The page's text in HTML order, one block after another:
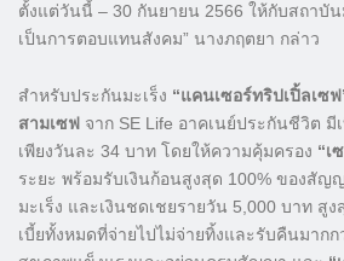
ตั้งแต่วันนี้ – 30 กันยายน 2566 ให้กับสถาบัน
เป็นการตอบแทนสังคม” นางภฤตยา กล่าว
สำหรับประกันมะเร็ง “แคนเซอร์ทริปเปิ้ลเซฟ
สามเซฟ จาก SE Life อาคเนย์ประกันชีวิต มี
เพียงวันละ 34 บาท โดยให้ความคุ้มครอง “เ
ระยะ พร้อมรับเงินก้อนสูงสุด 100% ของสัญ
มะเร็ง และเงินชดเชยรายวัน 5,000 บาท สูง
เบี้ยทั้งหมดที่จ่ายไปไม่จ่ายทิ้งและรับคืนมาก